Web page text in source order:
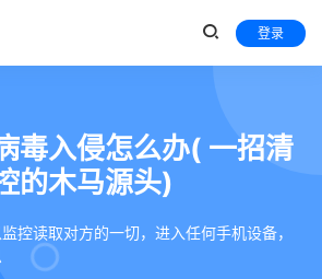
登录
毒入侵怎么办( 一招清
的木马源头)
控读取对方的一切，进入任何手机设备，